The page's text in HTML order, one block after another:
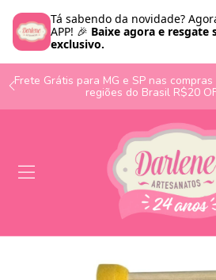
Frete Grátis para MG e SP nas
regiões do Brasil R$20